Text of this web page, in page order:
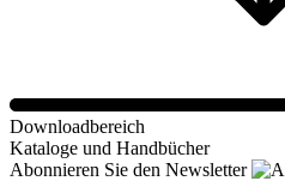
Downloadbereich
Kataloge und Handbücher
Abonnieren Sie den Newsletter